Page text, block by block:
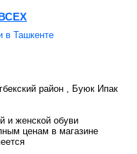
в Ташкенте
район , Буюк Ипак
и женской обуви
ценам в магазине